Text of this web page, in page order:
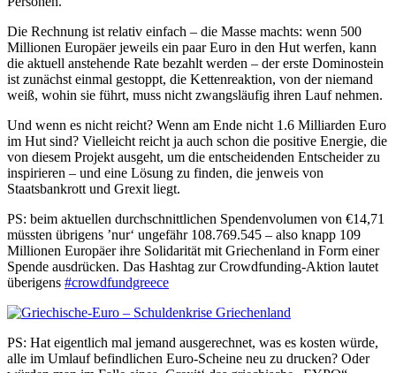
Die Rechnung ist relativ einfach – die Masse machts: wenn 500
Millionen Europäer jeweils ein paar Euro in den Hut werfen, kann
die aktuell anstehende Rate bezahlt werden – der erste Dominostein
ist zunächst einmal gestoppt, die Kettenreaktion, von der niemand
weiß, wohin sie führt, muss nicht zwangsläufig ihren Lauf nehmen.
Und wenn es nicht reicht? Wenn am Ende nicht 1.6 Milliarden Euro
im Hut sind? Vielleicht reicht ja auch schon die positive Energie, die
von diesem Projekt ausgeht, um die entscheidenden Entscheider zu
inspirieren – und eine Lösung zu finden, die jenweis von
Staatsbankrott und Grexit liegt.
PS: beim aktuellen durchschnittlichen Spendenvolumen von €14,71
müssten übrigens ’nur‘ ungefähr 108.769.545 – also knapp 109
Millionen Europäer ihre Solidarität mit Griechenland in Form einer
Spende ausdrücken. Das Hashtag zur Crowdfunding-Aktion lautet
überigens #crowdfundgreece
PS: Hat eigentlich mal jemand ausgerechnet, was es kosten würde,
alle im Umlauf befindlichen Euro-Scheine neu zu drucken? Oder